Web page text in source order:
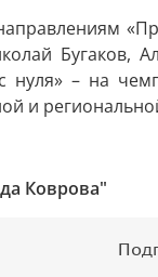
– на
и
Коврова"